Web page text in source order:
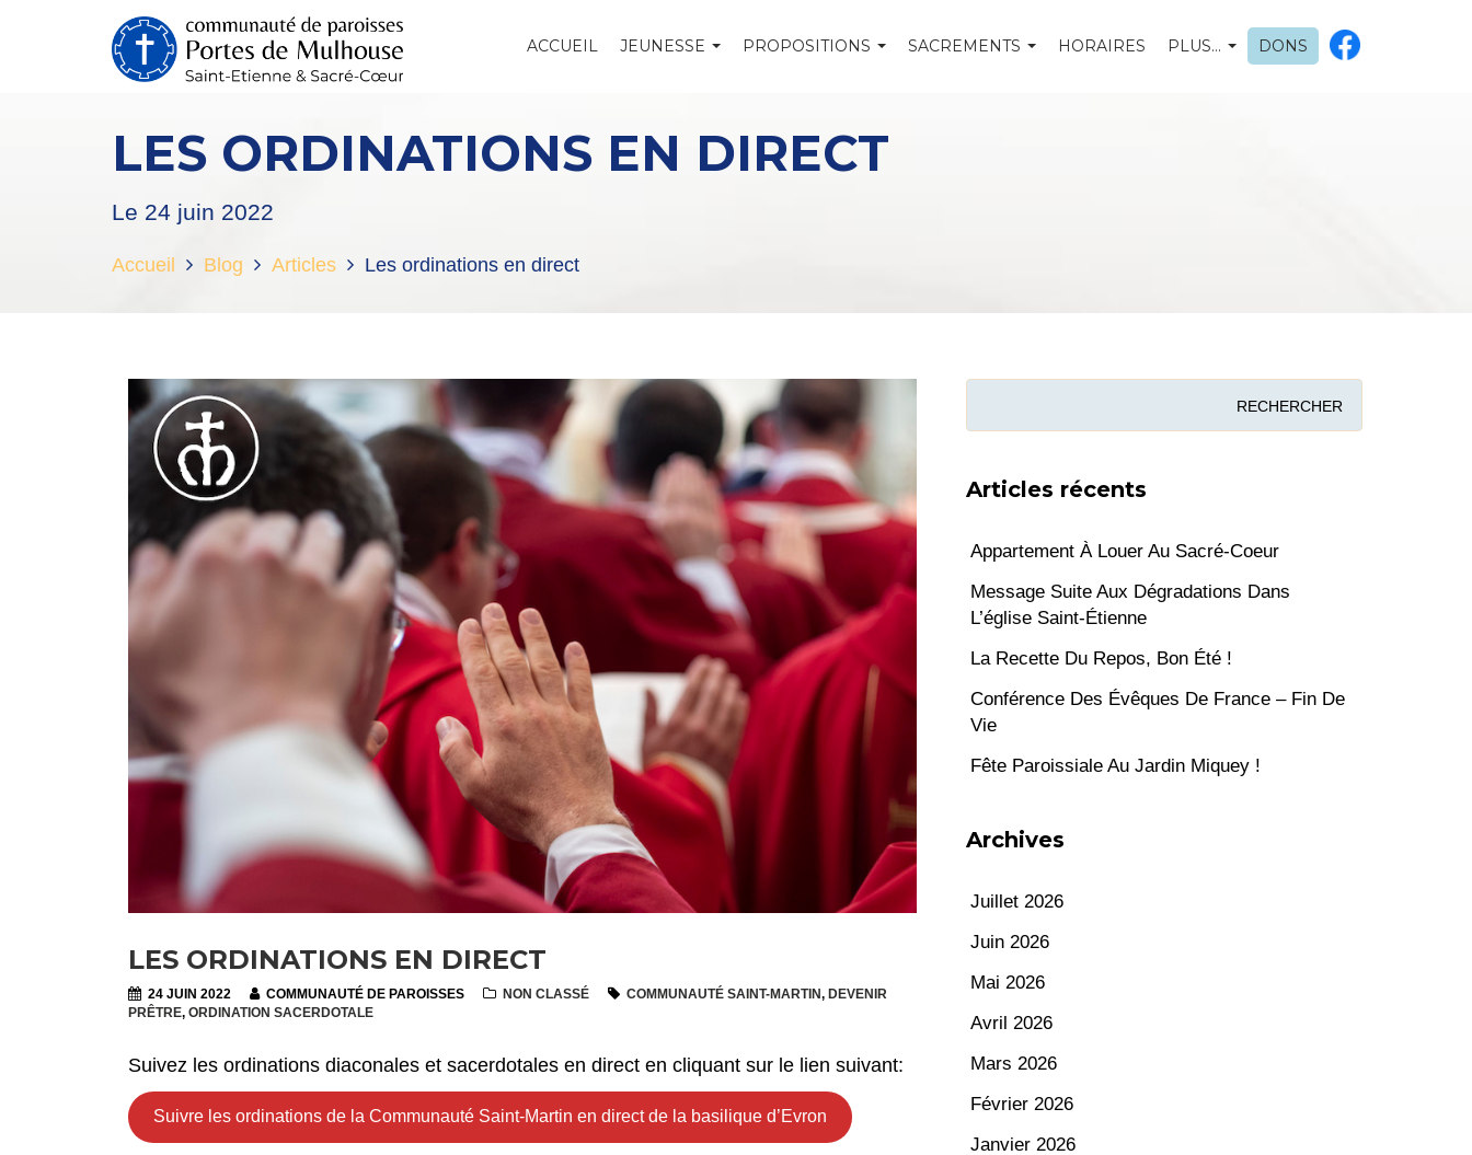
ACCUEIL JEUNESSE PROPOSITIONS SACREMENTS HORAIRES PLUS… DONS
LES ORDINATIONS EN DIRECT
Le 24 juin 2022
Accueil Blog Articles Les ordinations en direct
LES ORDINATIONS EN DIRECT
24 JUIN 2022 COMMUNAUTÉ DE PAROISSES NON CLASSÉ COMMUNAUTÉ SAINT-MARTIN, DEVENIR
PRÊTRE, ORDINATION SACERDOTALE
Suivez les ordinations diaconales et sacerdotales en direct en cliquant sur le lien suivant:
Suivre les ordinations de la Communauté Saint-Martin en direct de la basilique d’Evron
Articles récents
Appartement À Louer Au Sacré-Coeur
Message Suite Aux Dégradations Dans
L’église Saint-Étienne
La Recette Du Repos, Bon Été !
Conférence Des Évêques De France – Fin De
Vie
Fête Paroissiale Au Jardin Miquey !
Archives
Juillet 2026
Juin 2026
Mai 2026
Avril 2026
Mars 2026
Février 2026
Janvier 2026